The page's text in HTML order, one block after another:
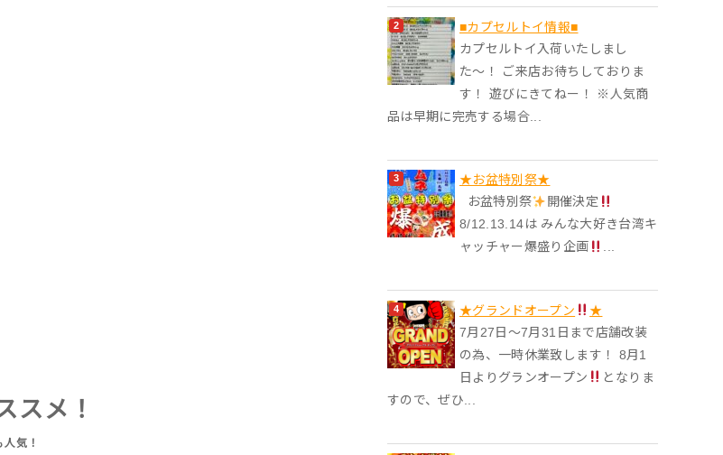
スメ！
■カプセルトイ情報■
カプセルトイ入荷いたしまし
た〜！ ご来店お待ちしておりま
す！ 遊びにきてねー！ ※人気商
品は早期に完売する場合...
★️お盆特別祭★️
お盆特別祭
開催決定
8/12.13.14は みんな大好き台湾キ
ャッチャー爆盛り企画
...
★グランドオープン
★
7月27日〜7月31日まで店舗改装
の為、一時休業致します！ 8月1
日よりグランオープン
となりま
すので、ぜひ...